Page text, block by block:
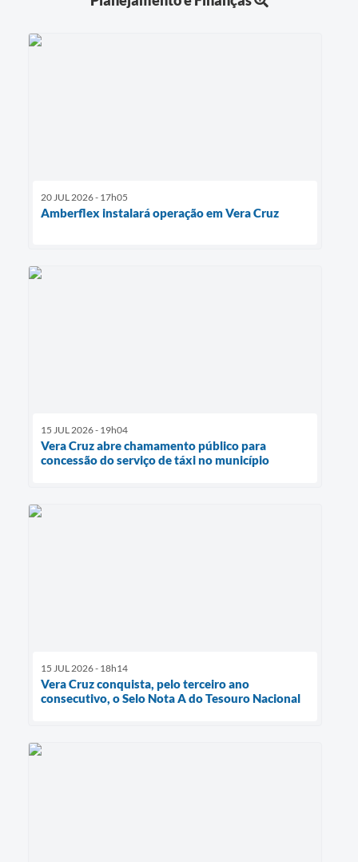
20 JUL 2026 - 17h05
Amberflex instalará operação em Vera Cruz
15 JUL 2026 - 19h04
Vera Cruz abre chamamento público para
concessão do serviço de táxi no município
15 JUL 2026 - 18h14
Vera Cruz conquista, pelo terceiro ano
consecutivo, o Selo Nota A do Tesouro Nacional